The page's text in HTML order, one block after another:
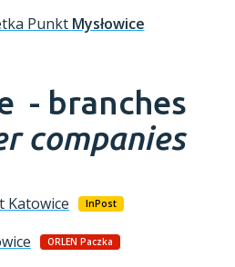
Punkt Mysłowice
- branches
companies
Katowice InPost
ORLEN Paczka